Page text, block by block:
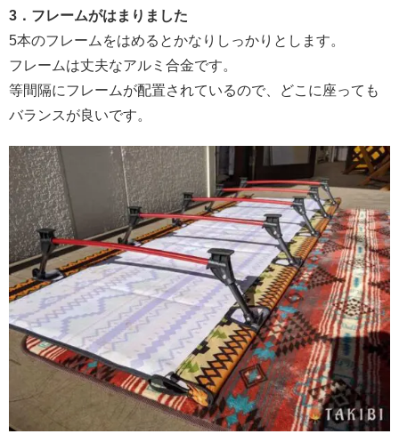
3．フレームがはまりました
5本のフレームをはめるとかなりしっかりとします。
フレームは丈夫なアルミ合金です。
等間隔にフレームが配置されているので、どこに座っても
バランスが良いです。